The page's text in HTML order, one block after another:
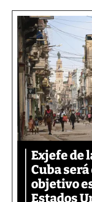
Exjefe de
Cuba
objetivo
Estados